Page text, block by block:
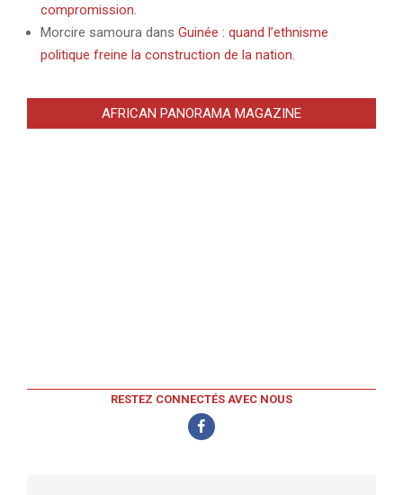
compromission.
Morcire samoura dans Guinée : quand l’ethnisme
politique freine la construction de la nation.
AFRICAN PANORAMA MAGAZINE
RESTEZ CONNECTÉS AVEC NOUS